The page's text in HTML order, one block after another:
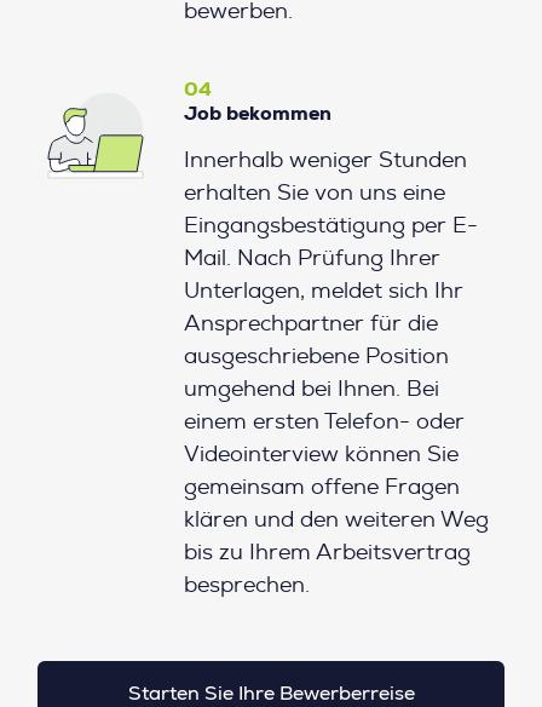
bewerben.
04
Job bekommen
Innerhalb weniger Stunden
erhalten Sie von uns eine
Eingangsbestätigung per E-
Mail. Nach Prüfung Ihrer
Unterlagen, meldet sich Ihr
Ansprechpartner für die
ausgeschriebene Position
umgehend bei Ihnen. Bei
einem ersten Telefon- oder
Videointerview können Sie
gemeinsam offene Fragen
klären und den weiteren Weg
bis zu Ihrem Arbeitsvertrag
besprechen.
Starten Sie Ihre Bewerberreise